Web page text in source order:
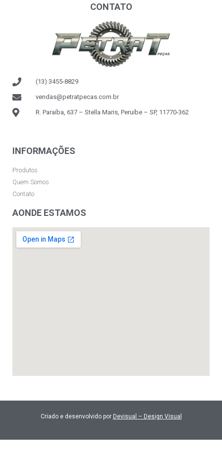
CONTATO
(13) 3455-8829
vendas@petratpecas.com.br
R. Paraíba, 637 – Stella Maris, Peruíbe – SP, 11770-362
INFORMAÇÕES
Produtos
Quem Somos
Contato
AONDE ESTAMOS
Criado e desenvolvido por Devisual – Design Visual